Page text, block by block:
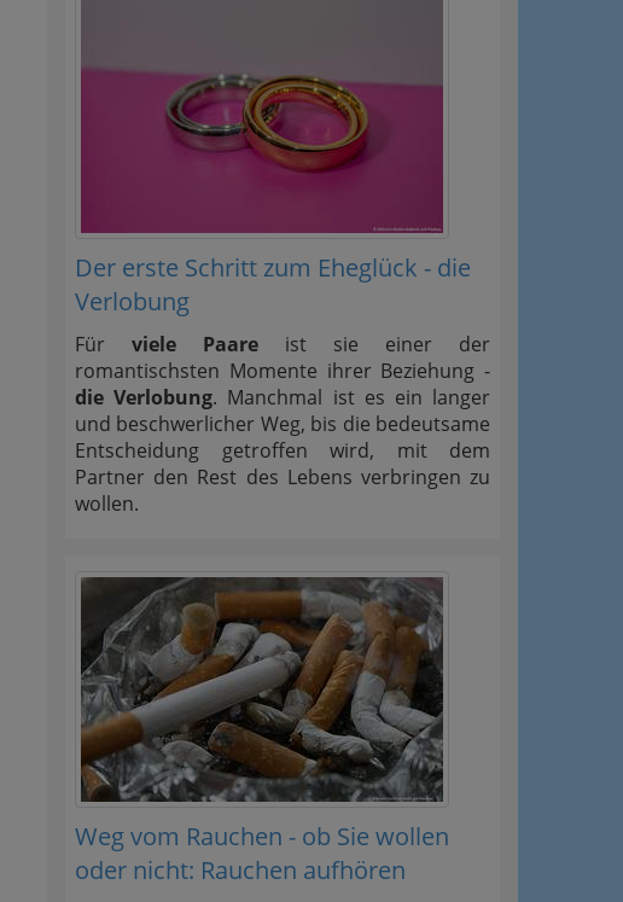
Der erste Schritt zum Eheglück - die
Verlobung
Für viele Paare ist sie einer der
romantischsten Momente ihrer Beziehung -
die Verlobung. Manchmal ist es ein langer
und beschwerlicher Weg, bis die bedeutsame
Entscheidung getroffen wird, mit dem
Partner den Rest des Lebens verbringen zu
wollen.
Weg vom Rauchen - ob Sie wollen
oder nicht: Rauchen aufhören